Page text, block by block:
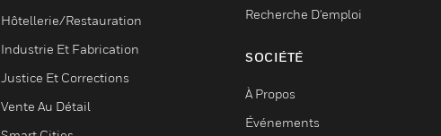
Hôtellerie/Restauration
Industrie Et Fabrication
Justice Et Corrections
Vente Au Détail
Recherche D'emploi
SOCIÉTÉ
À Propos
Événements